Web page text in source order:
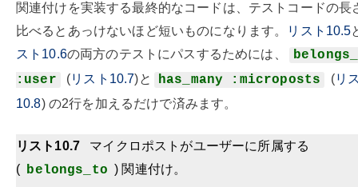
関連付けを実装する最終的なコードは、テストコードの長
比べるとあっけないほど短いものになります。
リスト10.5
スト10.6の両方のテストにパスするためには、
:user
(リスト10.7)と has_many :microposts (リ
10.8) の2行を加えるだけで済みます。
リスト10.7
マイクロポストがユーザーに所属する
( belongs_to ) 関連付け。